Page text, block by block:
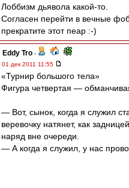
Лоббизм дьявола какой-то.
Согласен перейти в вечные
прекратите этот пеар :-)
Eddy Tro -
01 дек 2011 11:55
«Турнир большого тела»
Фигура четвертая —
— Вот, сынок, когда я служил
веревочку натянет, как
наряд вне очереди.
— А когда я служил, у нас